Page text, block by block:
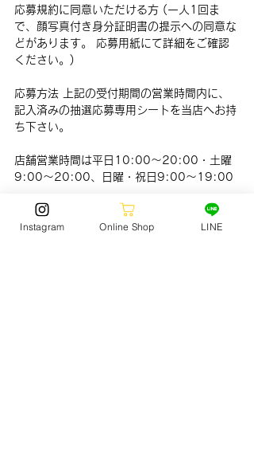
応募規約に同意いただける方 (一人1回ま
で、顔写真付き身分証明書の提示への同意な
どがあります。 応募用紙にて詳細をご確認
ください。)
応募方法 上記の受付期間の営業時間内に、
記入済みの抽選応募専用シートを当店へお持
ち下さい。
店舗営業時間は平日10:00〜20:00・土曜
9:00〜20:00、日曜・祝日9:00〜19:00
応募シートは 当店サイト
内の販売案内ページ
からデータを入手しプリンター等で印刷下さ
Instagram Online Shop LINE